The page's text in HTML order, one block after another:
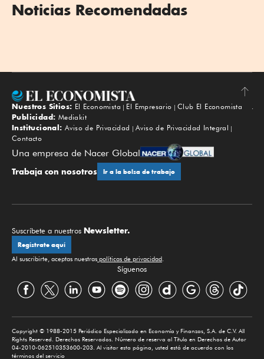
Noticias Recomendadas
Subir
Nuestros Sitios: El Economista El Empresario
Club El Economista
Publicidad: Mediakit
Institucional: Aviso de Privacidad
Aviso de Privacidad Integral
Contacto
Una empresa de Nacer Global
Trabaja con nosotros Ir a la bolsa de trabajo
Suscríbete a nuestros Newsletter.
Regístrate aquí
Al suscribirte, aceptas nuestras políticas de privacidad
Síguenos
Copyright © 1988-2015 Periódico Especializado en Economía y Finanzas, S.A. de C.V. All
Rights Reserved. Derechos Reservados. Número de reserva al Título en Derechos de Autor
04-2010-062510353600-203. Al visitar esta página, usted está de acuerdo con los
términos del servicio